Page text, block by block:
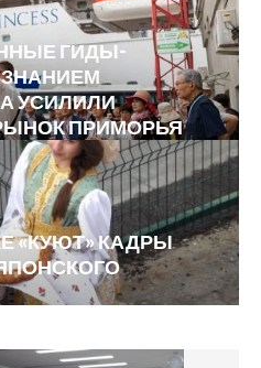
ГИДЫ-
УСИЛИЛИ
ПРИМОРЬЯ
«КУЮТ» КАДРЫ